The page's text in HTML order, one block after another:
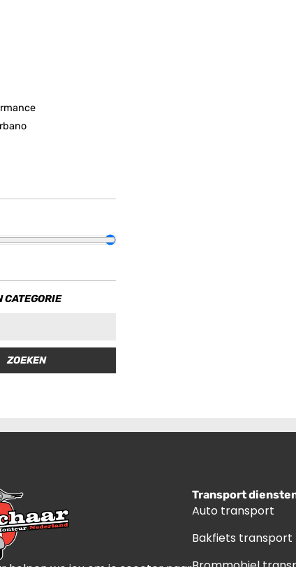
CATEGORIE
ZOEKEN
Transport
Auto transport
Bakfiets transport